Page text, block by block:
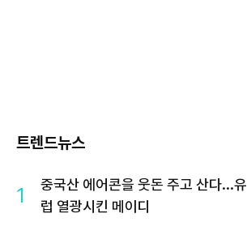
트렌드뉴스
1
중국산 에어콘을 웃돈 주고 산다...유
럽 열광시킨 메이디